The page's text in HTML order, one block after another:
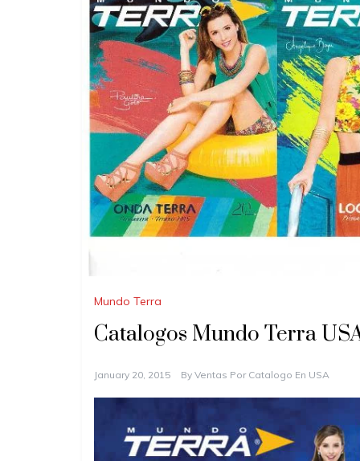
Mundo Terra
Catalogos Mundo Terra
January 20, 2015 By Ventas Por Catalogo En USA